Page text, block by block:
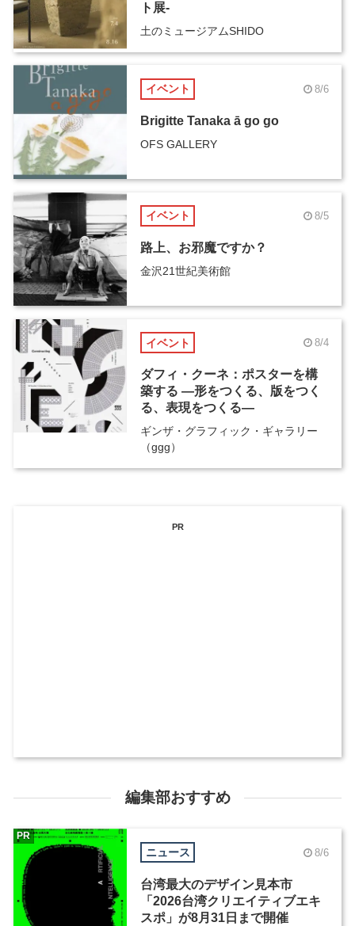
ト展-
土のミュージアムSHIDO
イベント 8/6
Brigitte Tanaka ā go go
OFS GALLERY
イベント 8/5
路上、お邪魔ですか？
金沢21世紀美術館
イベント 8/4
ダフィ・クーネ：ポスターを構
築する ―形をつくる、版をつく
る、表現をつくる―
ギンザ・グラフィック・ギャラリー
（ggg）
PR
編集部おすすめ
ニュース 8/6
台湾最大のデザイン見本市
「2026台湾クリエイティブエキ
スポ」が8月31日まで開催
PR